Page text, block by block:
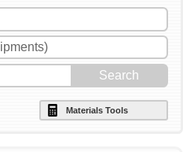
Materials Tools